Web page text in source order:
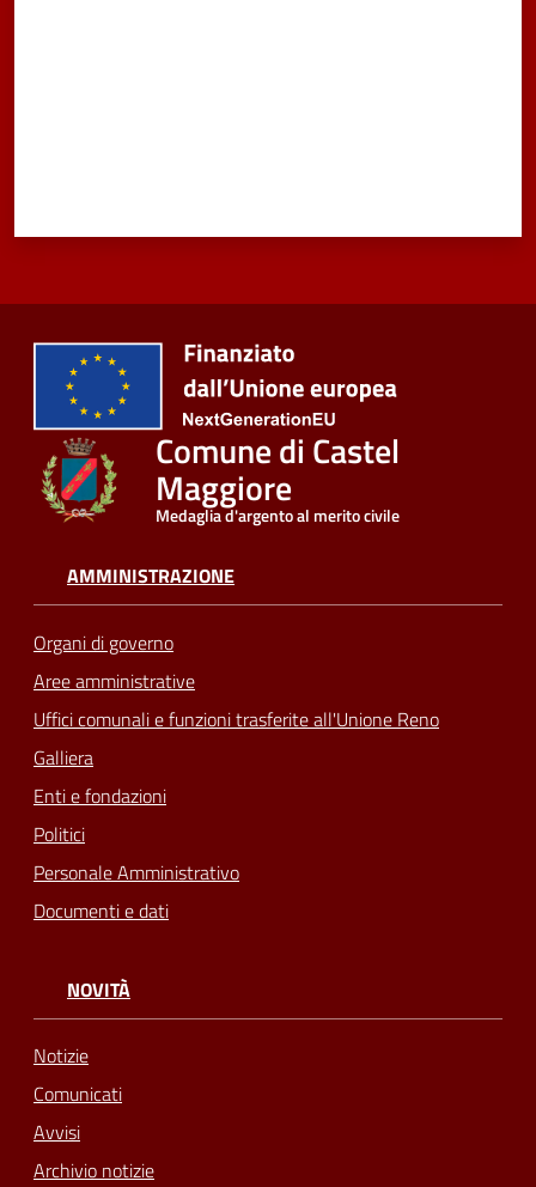
Comune di Castel
Maggiore
Medaglia d'argento al merito civile
AMMINISTRAZIONE
Organi di governo
Aree amministrative
Uffici comunali e funzioni trasferite all'Unione Reno
Galliera
Enti e fondazioni
Politici
Personale Amministrativo
Documenti e dati
NOVITÀ
Notizie
Comunicati
Avvisi
Archivio notizie